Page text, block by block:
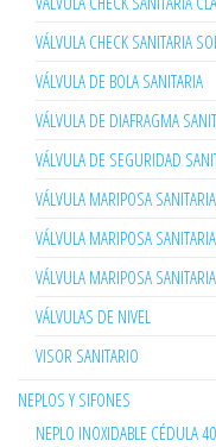
VÁLVULA CHECK SANITARIA
VÁLVULA DE BOLA SANITARIA
VÁLVULA DE DIAFRAGMA
VÁLVULA DE SEGURIDAD
VÁLVULA MARIPOSA
VÁLVULA MARIPOSA
VÁLVULA MARIPOSA
VÁLVULAS DE NIVEL
VISOR SANITARIO
NEPLOS Y SIFONES
NEPLO INOXIDABLE CÉDULA